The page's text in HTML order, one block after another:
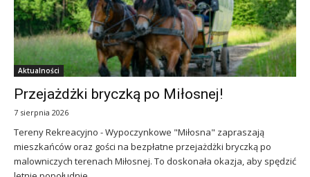
Aktualności
Przejażdżki bryczką po Miłosnej!
7 sierpnia 2026
Tereny Rekreacyjno - Wypoczynkowe "Miłosna" zapraszają
mieszkańców oraz gości na bezpłatne przejażdżki bryczką po
malowniczych terenach Miłosnej. To doskonała okazja, aby spędzić